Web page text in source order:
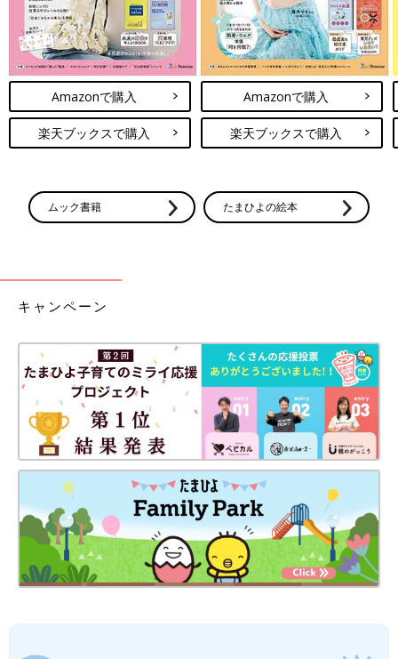
Amazonで購入
楽天ブックスで購入
Amazonで購入
楽天ブックスで購入
ムック書籍 たまひよの絵本
キャンペーン